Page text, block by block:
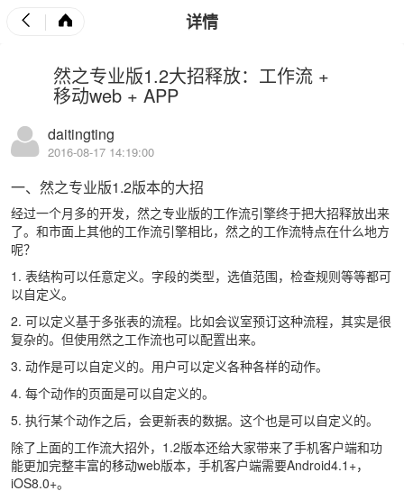
详情
然之专业版1.2大招释放：工作流 +
移动web + APP
daitingting
2016-08-17 14:19:00
一、然之专业版1.2版本的大招
经过一个月多的开发，然之专业版的工作流引擎终于把大招释放出来
了。和市面上其他的工作流引擎相比，然之的工作流特点在什么地方
呢？
1. 表结构可以任意定义。字段的类型，选值范围，检查规则等等都可
以自定义。
2. 可以定义基于多张表的流程。比如会议室预订这种流程，其实是很
复杂的。但使用然之工作流也可以配置出来。
3. 动作是可以自定义的。用户可以定义各种各样的动作。
4. 每个动作的页面是可以自定义的。
5. 执行某个动作之后，会更新表的数据。这个也是可以自定义的。
除了上面的工作流大招外，1.2版本还给大家带来了手机客户端和功
能更加完整丰富的移动web版本，手机客户端需要Android4.1+，
iOS8.0+。